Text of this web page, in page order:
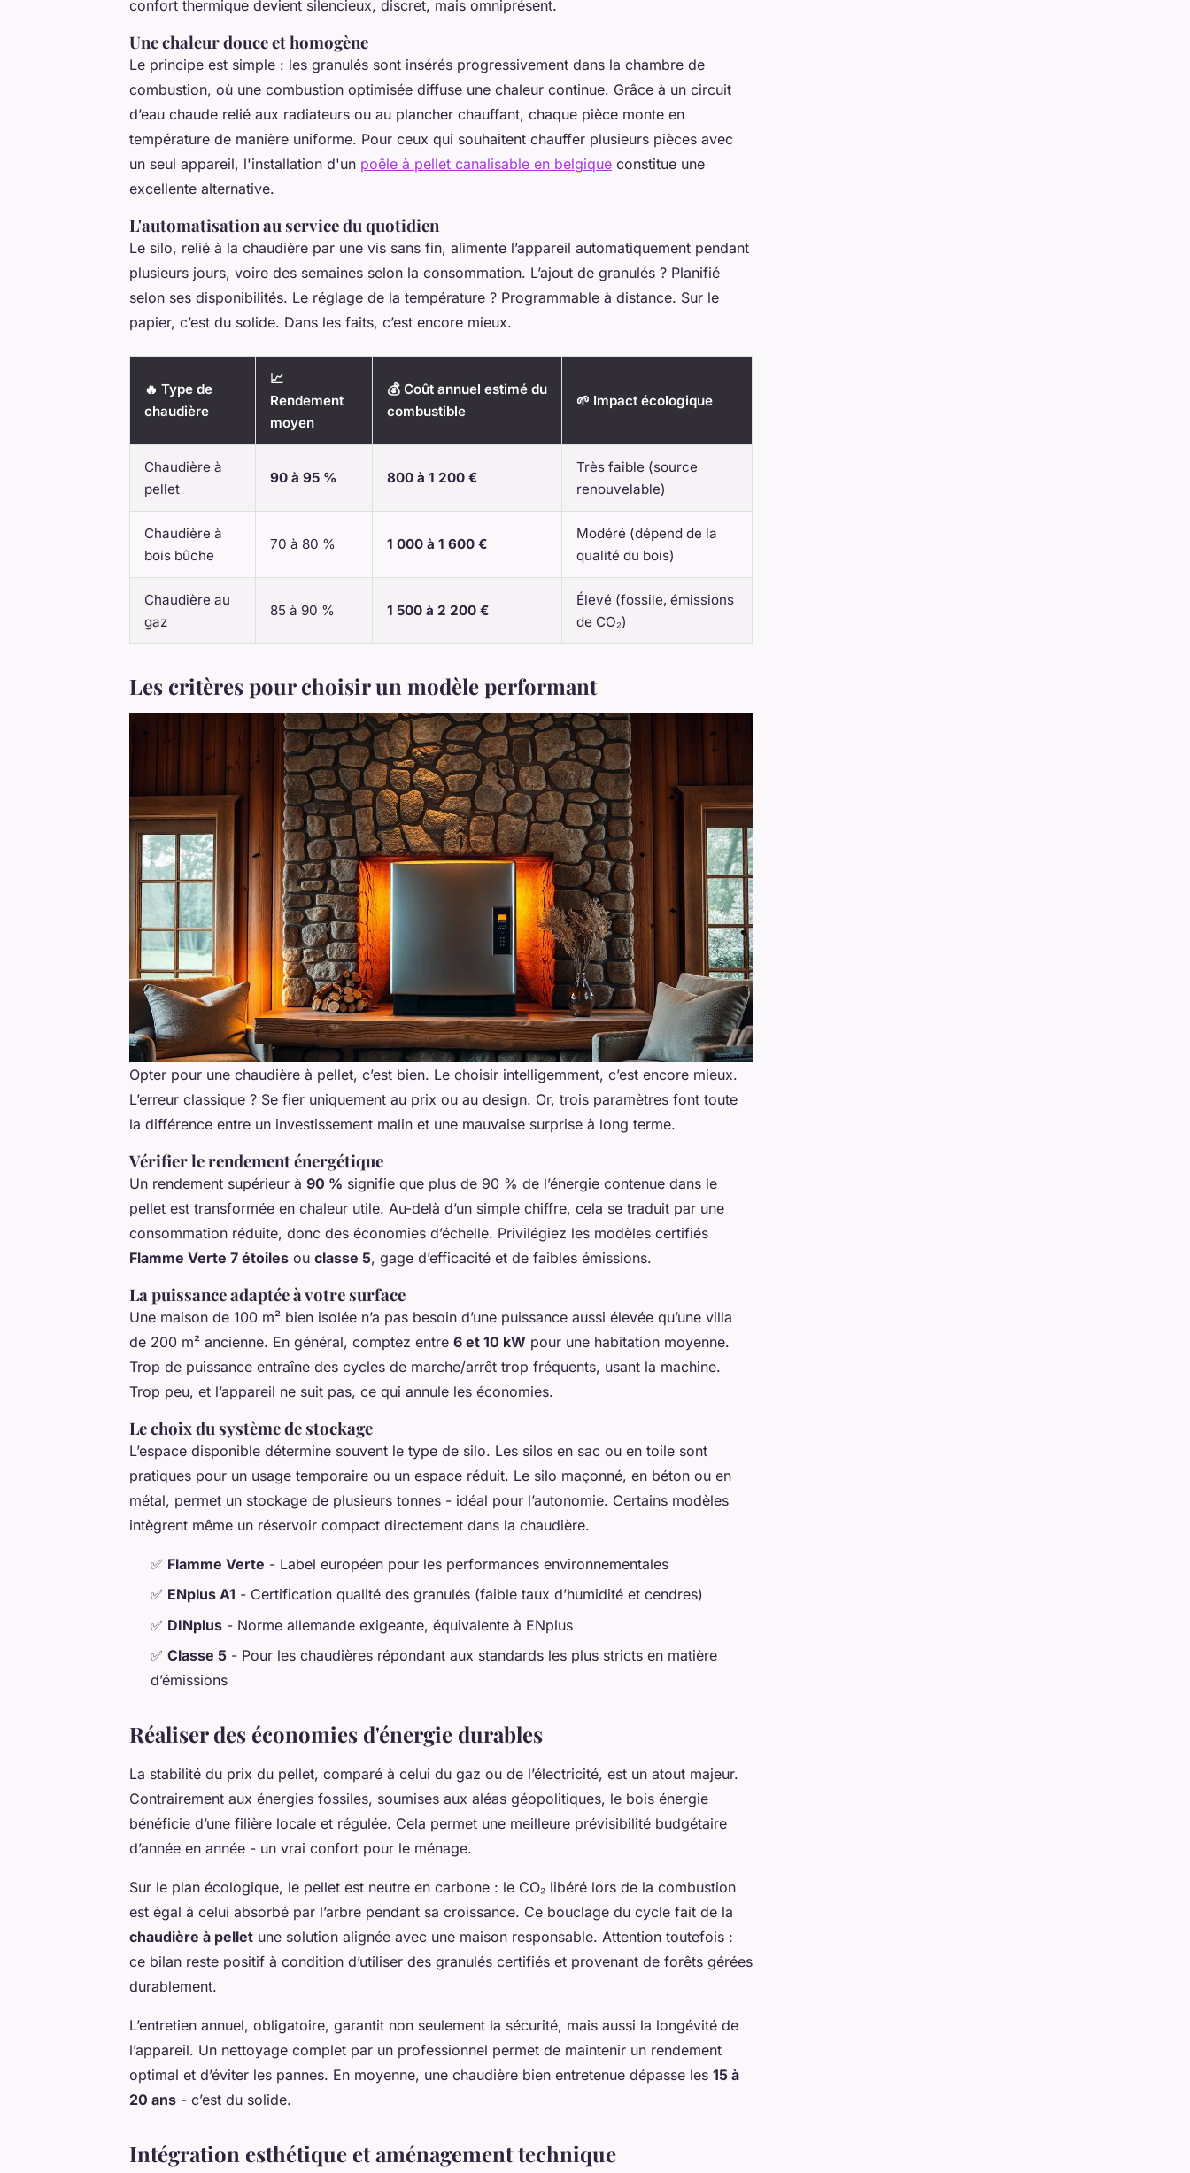
confort thermique devient silencieux, discret, mais omniprésent.
Une chaleur douce et homogène
Le principe est simple : les granulés sont insérés progressivement dans la chambre de
combustion, où une combustion optimisée diffuse une chaleur continue. Grâce à un circuit
d’eau chaude relié aux radiateurs ou au plancher chauffant, chaque pièce monte en
température de manière uniforme. Pour ceux qui souhaitent chauffer plusieurs pièces avec
un seul appareil, l'installation d'un poêle à pellet canalisable en belgique constitue une
excellente alternative.
L'automatisation au service du quotidien
Le silo, relié à la chaudière par une vis sans fin, alimente l’appareil automatiquement pendant
plusieurs jours, voire des semaines selon la consommation. L’ajout de granulés ? Planifié
selon ses disponibilités. Le réglage de la température ? Programmable à distance. Sur le
papier, c’est du solide. Dans les faits, c’est encore mieux.
🔥 Type de
chaudière
📈
Rendement
moyen
💰 Coût annuel estimé du
combustible
🌱 Impact écologique
Chaudière à
pellet
90 à 95 % 800 à 1 200 €
Très faible (source
renouvelable)
Chaudière à
bois bûche
70 à 80 % 1 000 à 1 600 €
Modéré (dépend de la
qualité du bois)
Chaudière au
gaz
85 à 90 % 1 500 à 2 200 €
Élevé (fossile, émissions
de CO₂)
Les critères pour choisir un modèle performant
Opter pour une chaudière à pellet, c’est bien. Le choisir intelligemment, c’est encore mieux.
L’erreur classique ? Se fier uniquement au prix ou au design. Or, trois paramètres font toute
la différence entre un investissement malin et une mauvaise surprise à long terme.
Vérifier le rendement énergétique
Un rendement supérieur à 90 % signifie que plus de 90 % de l’énergie contenue dans le
pellet est transformée en chaleur utile. Au-delà d’un simple chiffre, cela se traduit par une
consommation réduite, donc des économies d’échelle. Privilégiez les modèles certifiés
Flamme Verte 7 étoiles ou classe 5, gage d’efficacité et de faibles émissions.
La puissance adaptée à votre surface
Une maison de 100 m² bien isolée n’a pas besoin d’une puissance aussi élevée qu’une villa
de 200 m² ancienne. En général, comptez entre 6 et 10 kW pour une habitation moyenne.
Trop de puissance entraîne des cycles de marche/arrêt trop fréquents, usant la machine.
Trop peu, et l’appareil ne suit pas, ce qui annule les économies.
Le choix du système de stockage
L’espace disponible détermine souvent le type de silo. Les silos en sac ou en toile sont
pratiques pour un usage temporaire ou un espace réduit. Le silo maçonné, en béton ou en
métal, permet un stockage de plusieurs tonnes - idéal pour l’autonomie. Certains modèles
intègrent même un réservoir compact directement dans la chaudière.
✅ Flamme Verte - Label européen pour les performances environnementales
✅ ENplus A1 - Certification qualité des granulés (faible taux d’humidité et cendres)
✅ DINplus - Norme allemande exigeante, équivalente à ENplus
✅ Classe 5 - Pour les chaudières répondant aux standards les plus stricts en matière
d’émissions
Réaliser des économies d'énergie durables
La stabilité du prix du pellet, comparé à celui du gaz ou de l’électricité, est un atout majeur.
Contrairement aux énergies fossiles, soumises aux aléas géopolitiques, le bois énergie
bénéficie d’une filière locale et régulée. Cela permet une meilleure prévisibilité budgétaire
d’année en année - un vrai confort pour le ménage.
Sur le plan écologique, le pellet est neutre en carbone : le CO₂ libéré lors de la combustion
est égal à celui absorbé par l’arbre pendant sa croissance. Ce bouclage du cycle fait de la
chaudière à pellet une solution alignée avec une maison responsable. Attention toutefois :
ce bilan reste positif à condition d’utiliser des granulés certifiés et provenant de forêts gérées
durablement.
L’entretien annuel, obligatoire, garantit non seulement la sécurité, mais aussi la longévité de
l’appareil. Un nettoyage complet par un professionnel permet de maintenir un rendement
optimal et d’éviter les pannes. En moyenne, une chaudière bien entretenue dépasse les 15 à
20 ans - c’est du solide.
Intégration esthétique et aménagement technique